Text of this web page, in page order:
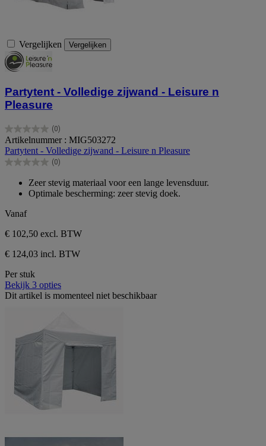
Vergelijken Vergelijken
Partytent - Volledige zijwand - Leisure n
Pleasure
(0)
0.0
van
de
5
Artikelnummer : MIG503272
Partytent - Volledige zijwand - Leisure n Pleasure
(0)
0.0
sterren.
Zeer stevig materiaal voor een lange levensduur.
Optimale bescherming: zeer stevig doek.
Vanaf
€ 102,50 excl. BTW
€ 124,03 incl. BTW
Per stuk
Bekijk 3 opties
Dit artikel is momenteel niet beschikbaar